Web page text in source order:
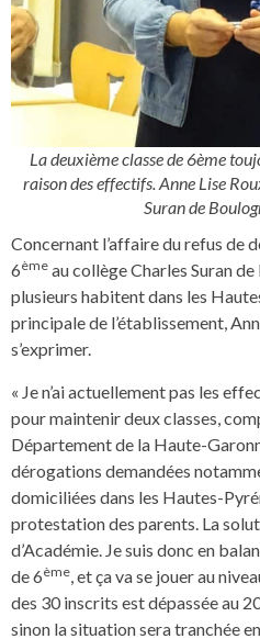
La deuxième classe de 6ème
raison des effectifs. Anne Lise
Suran de
Concernant l’affaire du refus de
6ème au collège Charles Suran
plusieurs habitent dans les
principale de l’établissement,
s’exprimer.
« Je n’ai actuellement pas les
pour maintenir deux classes,
Département de la Haute-
dérogations demandées
domiciliées dans les Hautes-
protestation des parents. La
d’Académie. Je suis donc en
de 6ème , et ça va se jouer au
des 30 inscrits est dépassée au
sinon la situation sera tranchée